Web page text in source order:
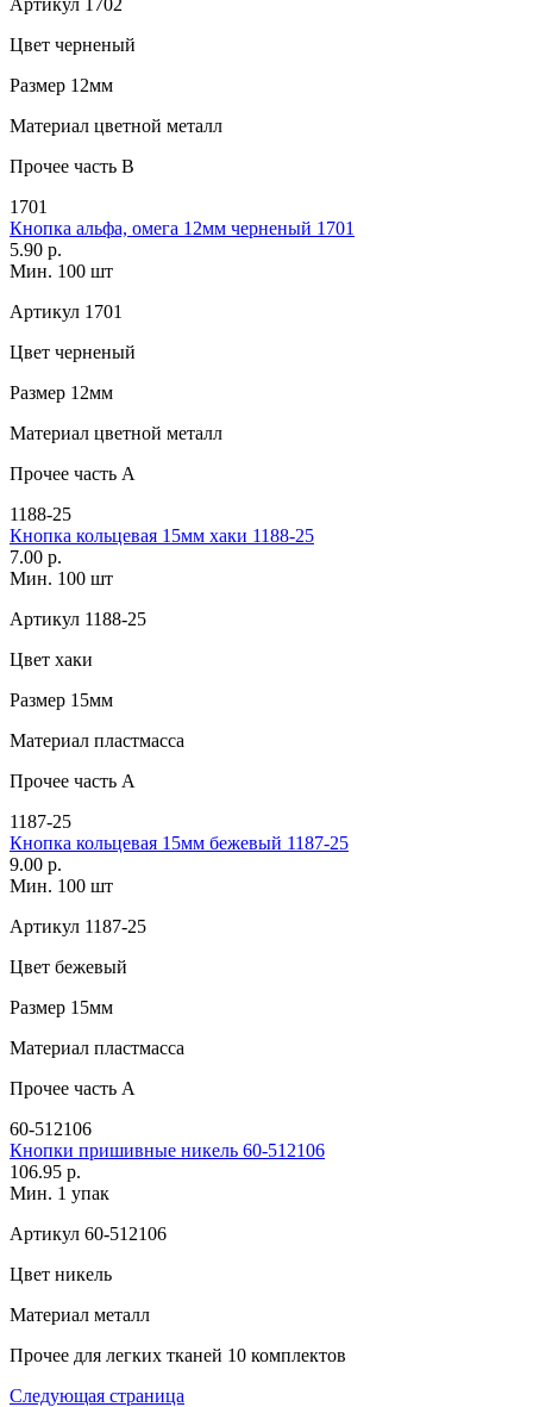
Цвет черненый
Размер 12мм
Материал цветной металл
Прочее часть В
1701
Кнопка альфа, омега 12мм черненый 1701
5.90 р.
Мин. 100 шт
Артикул 1701
Цвет черненый
Размер 12мм
Материал цветной металл
Прочее часть A
1188-25
Кнопка кольцевая 15мм хаки 1188-25
7.00 р.
Мин. 100 шт
Артикул 1188-25
Цвет хаки
Размер 15мм
Материал пластмасса
Прочее часть А
1187-25
Кнопка кольцевая 15мм бежевый 1187-25
9.00 р.
Мин. 100 шт
Артикул 1187-25
Цвет бежевый
Размер 15мм
Материал пластмасса
Прочее часть А
60-512106
Кнопки пришивные никель 60-512106
106.95 р.
Мин. 1 упак
Артикул 60-512106
Цвет никель
Материал металл
Прочее для легких тканей 10 комплектов
Следующая страница